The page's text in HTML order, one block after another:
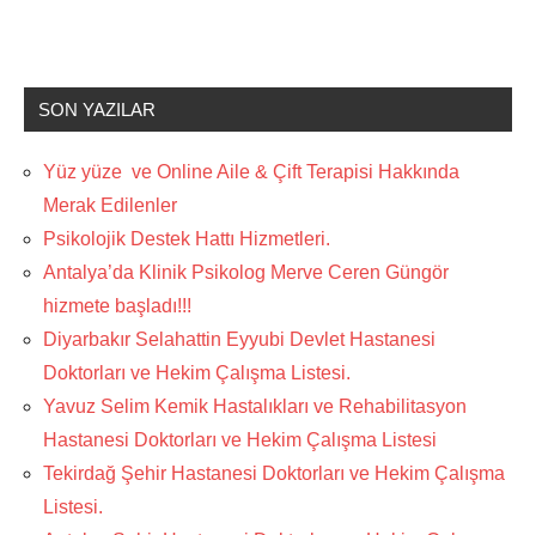
SON YAZILAR
Yüz yüze ve Online Aile & Çift Terapisi Hakkında
Merak Edilenler
Psikolojik Destek Hattı Hizmetleri.
Antalya’da Klinik Psikolog Merve Ceren Güngör
hizmete başladı!!!
Diyarbakır Selahattin Eyyubi Devlet Hastanesi
Doktorları ve Hekim Çalışma Listesi.
Yavuz Selim Kemik Hastalıkları ve Rehabilitasyon
Hastanesi Doktorları ve Hekim Çalışma Listesi
Tekirdağ Şehir Hastanesi Doktorları ve Hekim Çalışma
Listesi.